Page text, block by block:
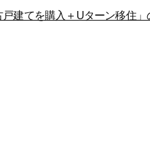
戸建てを購入＋Uターン移住